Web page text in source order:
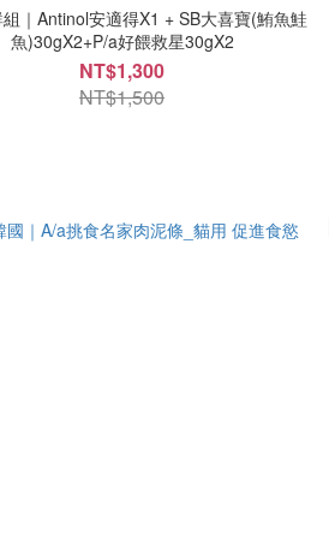
｜Antinol安適得X1 + SB大喜寶(鮪魚鮭
魚)30gX2+P/a好餵救星30gX2
NT$1,300
NT$1,500